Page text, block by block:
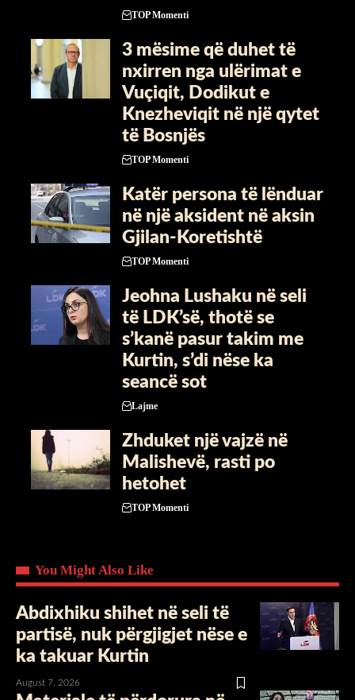
TOP Momenti
3 mësime që duhet të
nxirren nga ulërimat e
Vuçiqit, Dodikut e
Knezheviqit në një qytet
të Bosnjës
TOP Momenti
Katër persona të lënduar
në një aksident në aksin
Gjilan-Koretishtë
TOP Momenti
Jeohna Lushaku në seli
të LDK’së, thotë se
s’kanë pasur takim me
Kurtin, s’di nëse ka
seancë sot
Lajme
Zhduket një vajzë në
Malishevë, rasti po
hetohet
TOP Momenti
You Might Also Like
Abdixhiku shihet në seli të
partisë, nuk përgjigjet nëse e
ka takuar Kurtin
August 7, 2026